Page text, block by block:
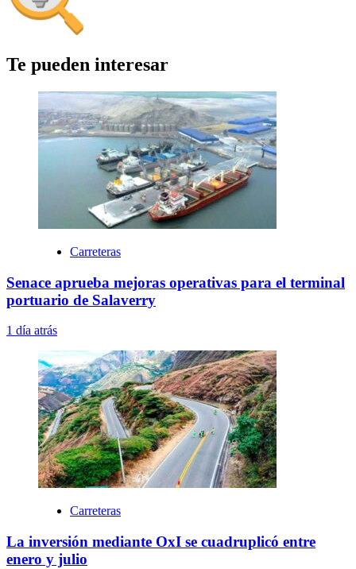
Te pueden interesar
Carreteras
Senace aprueba mejoras operativas para el terminal
portuario de Salaverry
1 día atrás
Carreteras
La inversión mediante OxI se cuadruplicó entre
enero y julio